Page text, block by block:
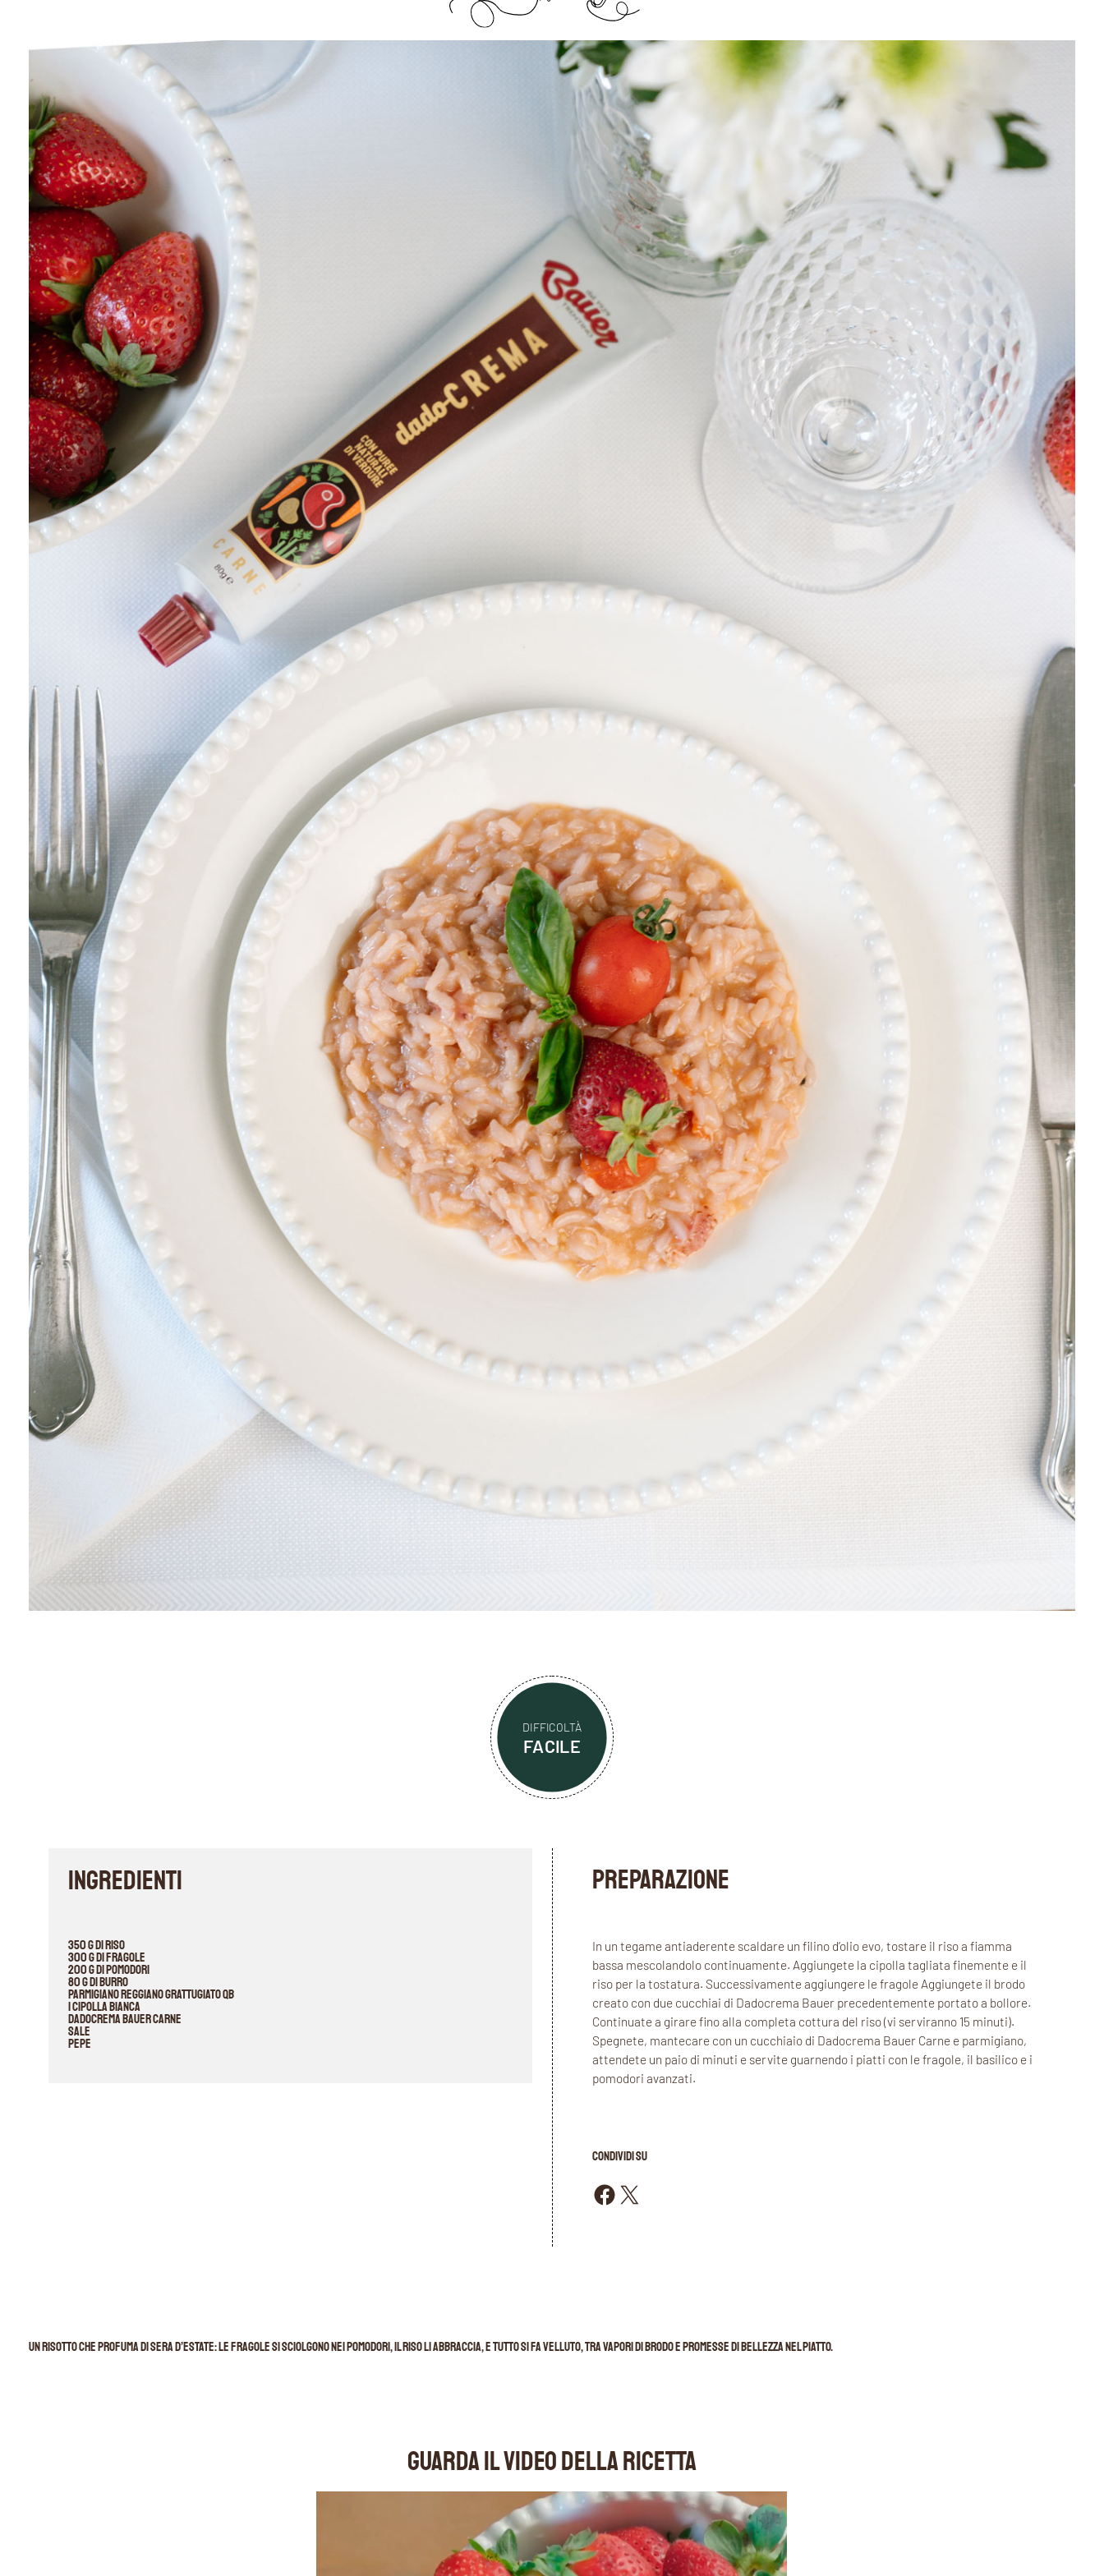
DIFFICOLTÀ
FACILE
INGREDIENTI
350 g di riso
300 g di fragole
200 g di pomodori
80 g di burro
parmigiano reggiano grattugiato qb
1 cipolla bianca
Dadocrema Bauer carne
sale
pepe
PREPARAZIONE
In un tegame antiaderente scaldare un filino d’olio evo, tostare il riso a fiamma
bassa mescolandolo continuamente. Aggiungete la cipolla tagliata finemente e il
riso per la tostatura. Successivamente aggiungere le fragole Aggiungete il brodo
creato con due cucchiai di Dadocrema Bauer precedentemente portato a bollore.
Continuate a girare fino alla completa cottura del riso (vi serviranno 15 minuti).
Spegnete, mantecare con un cucchiaio di Dadocrema Bauer Carne e parmigiano,
attendete un paio di minuti e servite guarnendo i piatti con le fragole, il basilico e i
pomodori avanzati.
CONDIVIDI SU
Condividi su Facebook Condividi su X
Un risotto che profuma di sera d’estate: le fragole si sciolgono nei pomodori, il riso li abbraccia, e tutto si fa velluto, tra vapori di brodo e promesse di bellezza nel piatto.
GUARDA IL VIDEO DELLA RICETTA